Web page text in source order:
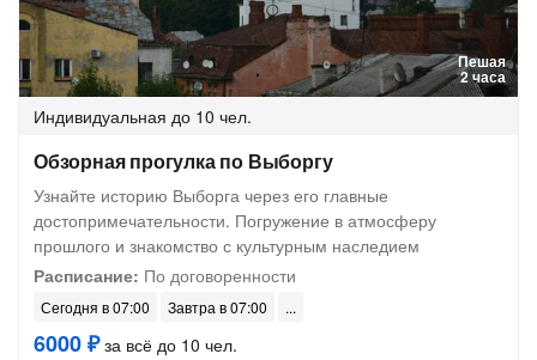
Пешая
2 часа
Индивидуальная до 10 чел.
Обзорная прогулка по Выборгу
Узнайте историю Выборга через его главные
достопримечательности. Погружение в атмосферу
прошлого и знакомство с культурным наследием
Расписание: По договоренности
Сегодня в 07:00 Завтра в 07:00
6000 ₽за всё до 10 чел.